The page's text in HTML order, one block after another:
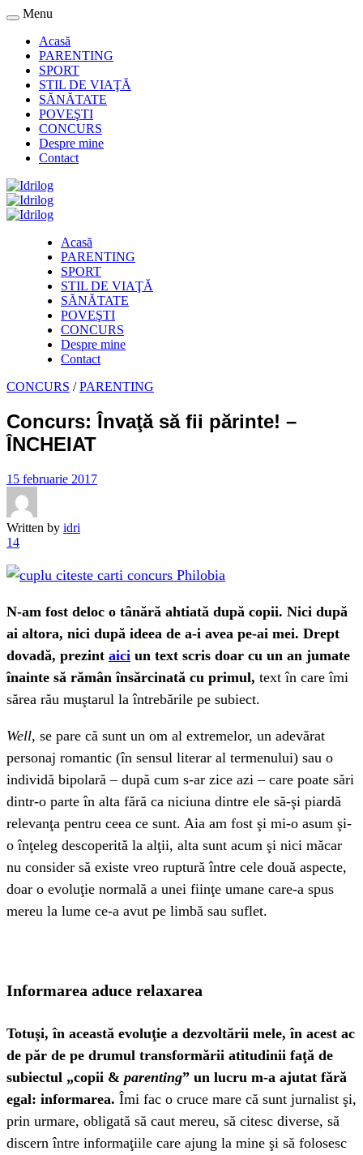
Menu
Acasă
PARENTING
SPORT
STIL DE VIAŢĂ
SĂNĂTATE
POVEŞTI
CONCURS
Despre mine
Contact
Acasă
PARENTING
SPORT
STIL DE VIAŢĂ
SĂNĂTATE
POVEŞTI
CONCURS
Despre mine
Contact
CONCURS / PARENTING
Concurs: Învaţă să fii părinte! –
ÎNCHEIAT
15 februarie 2017
Written by idri
14
N-am fost deloc o tânără ahtiată după copii. Nici după
ai altora, nici după ideea de a-i avea pe-ai mei. Drept
dovadă, prezint aici un text scris doar cu un an jumate
înainte să rămân însărcinată cu primul, text în care îmi
sărea rău muştarul la întrebările pe subiect.
Well, se pare că sunt un om al extremelor, un adevărat
personaj romantic (în sensul literar al termenului) sau o
individă bipolară – după cum s-ar zice azi – care poate sări
dintr-o parte în alta fără ca niciuna dintre ele să-şi piardă
relevanţa pentru ceea ce sunt. Aia am fost şi mi-o asum şi-
o înţeleg descoperită la alţii, alta sunt acum şi nici măcar
nu consider să existe vreo ruptură între cele două aspecte,
doar o evoluţie normală a unei fiinţe umane care-a spus
mereu la lume ce-a avut pe limbă sau suflet.
Informarea aduce relaxarea
Totuşi, în această evoluţie a dezvoltării mele, în acest ac
de păr de pe drumul transformării atitudinii faţă de
subiectul „copii & parenting” un lucru m-a ajutat fără
egal: informarea. Îmi fac o cruce mare că sunt jurnalist şi,
prin urmare, obligată să caut mereu, să citesc diverse, să
discern între informaţiile care ajung la mine şi să folosesc